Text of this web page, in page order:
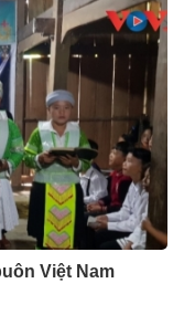
Việt Nam